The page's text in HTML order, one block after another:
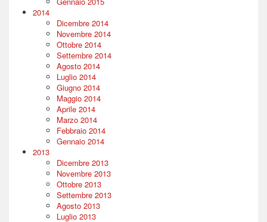
2014
Dicembre 2014
Novembre 2014
Ottobre 2014
Settembre 2014
Agosto 2014
Luglio 2014
Giugno 2014
Maggio 2014
Aprile 2014
Marzo 2014
Febbraio 2014
Gennaio 2014
2013
Dicembre 2013
Novembre 2013
Ottobre 2013
Settembre 2013
Agosto 2013
Luglio 2013